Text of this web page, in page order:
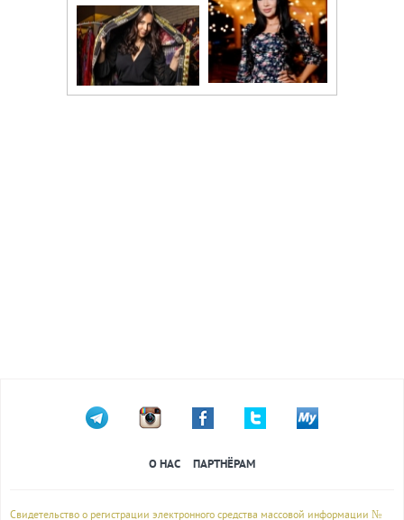
О НАС ПАРТНЁРАМ
Свидетельство о регистрации электронного средства массовой информации №